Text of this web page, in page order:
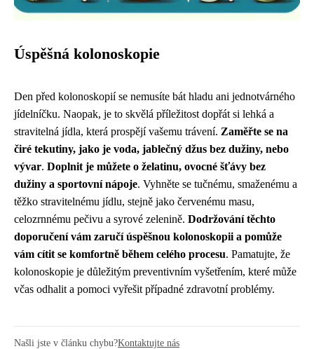
Úspěšná kolonoskopie
Den před kolonoskopií se nemusíte bát hladu ani jednotvárného
jídelníčku. Naopak, je to skvělá příležitost dopřát si lehká a
stravitelná jídla, která prospějí vašemu trávení. Zaměřte se na
čiré tekutiny, jako je voda, jablečný džus bez dužiny, nebo
vývar. Doplnit je můžete o želatinu, ovocné šťávy bez
dužiny a sportovní nápoje. Vyhněte se tučnému, smaženému a
těžko stravitelnému jídlu, stejně jako červenému masu,
celozrnnému pečivu a syrové zelenině. Dodržování těchto
doporučení vám zaručí úspěšnou kolonoskopii a pomůže
vám cítit se komfortně během celého procesu. Pamatujte, že
kolonoskopie je důležitým preventivním vyšetřením, které může
včas odhalit a pomoci vyřešit případné zdravotní problémy.
Našli jste v článku chybu?Kontaktujte nás